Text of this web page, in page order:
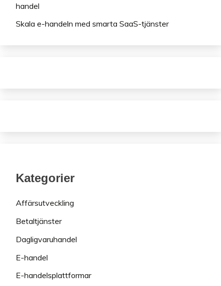
handel
Skala e-handeln med smarta SaaS-tjänster
Kategorier
Affärsutveckling
Betaltjänster
Dagligvaruhandel
E-handel
E-handelsplattformar